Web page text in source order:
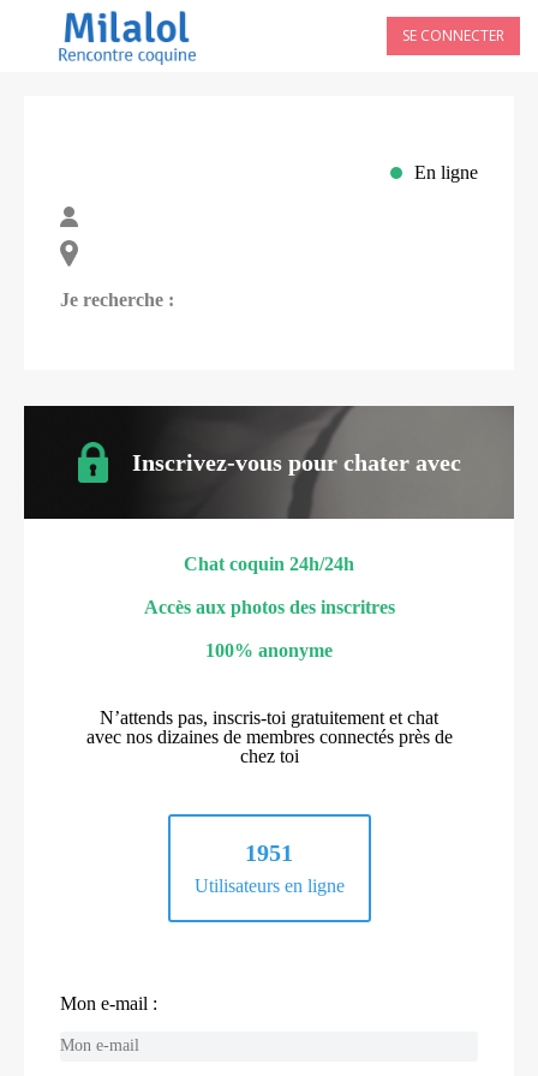
SE CONNECTER
En ligne
Je recherche :
Inscrivez-vous pour chater avec
Chat coquin 24h/24h
Accès aux photos des inscritres
100% anonyme
N’attends pas, inscris-toi gratuitement et chat
avec nos dizaines de membres connectés près de
chez toi
1951
Utilisateurs en ligne
Mon e-mail :